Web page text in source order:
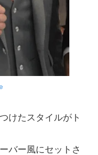
けたスタイルがト
バー風にセットさ